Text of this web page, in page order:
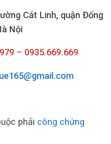
Cát Linh, quận Đống
Nội
– 0935.669.669
phải công chứng